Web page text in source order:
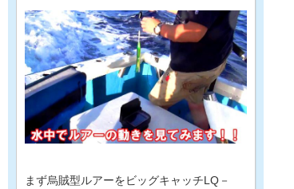
まず烏賊型ルアーをビッグキャッチLQ－